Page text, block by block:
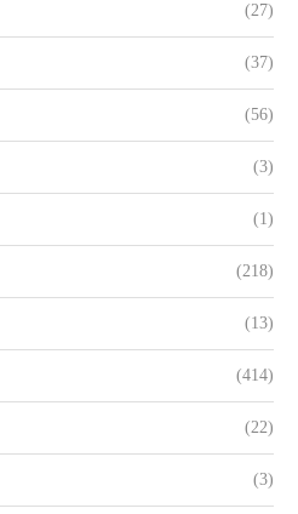
(27)
(37)
(56)
(3)
(1)
(218)
(13)
(414)
(22)
(3)